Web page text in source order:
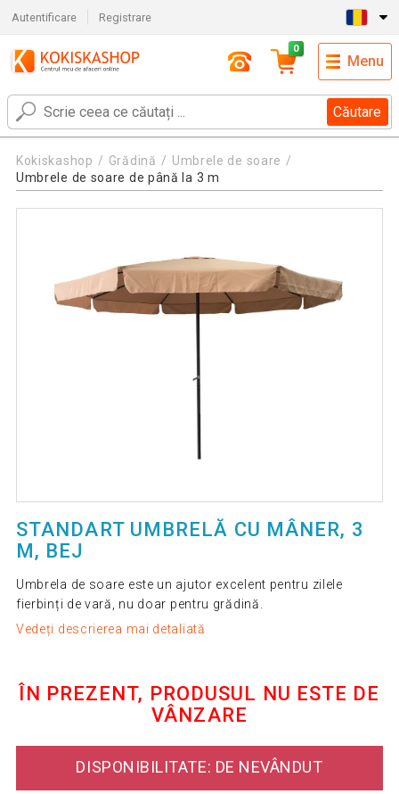
Autentificare Registrare
Căutare
0
Menu
Kokiskashop Grădină
Umbrele de soare
Umbrele de soare de până la 3 m
STANDART UMBRELĂ CU MÂNER, 3
M, BEJ
Umbrela de soare este un ajutor excelent pentru zilele
fierbinți de vară, nu doar pentru grădină.
Vedeți descrierea mai detaliată
ÎN PREZENT, PRODUSUL NU ESTE DE
VÂNZARE
DISPONIBILITATE: DE NEVÂNDUT